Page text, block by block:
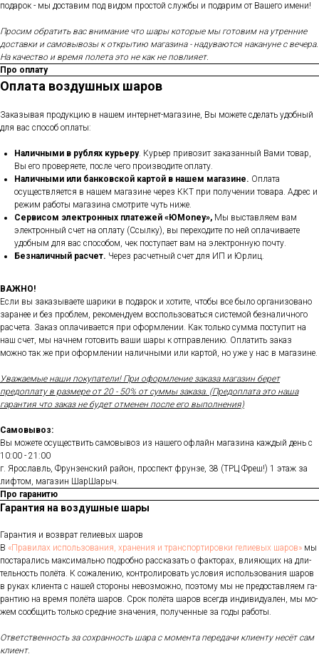
подарок - мы доставим под видом простой службы и подарим от Вашего имени!
Просим обратить вас внимание что шары которые мы готовим на утренние
доставки и самовывозы к открытию магазина - надуваются накануне с вечера.
На качество и время полета это не как не повлияет.
Про оплату
Оплата воздушных шаров
Заказывая продукцию в нашем интернет-магазине, Вы можете сделать удобный
для вас способ оплаты:
Наличными в рублях курьеру. Курьер привозит заказанный Вами товар,
Вы его проверяете, после чего производите оплату.
Наличными или банковской картой в нашем магазине. Оплата
осуществляется в нашем магазине через ККТ при получении товара. Адрес и
режим работы магазина смотрите чуть ниже.
Сервисом электронных платежей «ЮMoney», Мы выставляем вам
электронный счет на оплату (Ссылку), вы переходите по ней оплачиваете
удобным для вас способом, чек поступает вам на электронную почту.
Безналичный расчет. Через расчетный счет для ИП и Юрлиц.
ВАЖНО!
Если вы заказываете шарики в подарок и хотите, чтобы все было организовано
заранее и без проблем, рекомендуем воспользоваться системой безналичного
расчета. Заказ оплачивается при оформлении. Как только сумма поступит на
наш счет, мы начнем готовить ваши шары к отправлению. Оплатить заказ
можно так же при оформлении наличными или картой, но уже у нас в магазине.
Уважаемые наши покупатели! При оформление заказа магазин берет
предоплату в размере от 20 - 50% от суммы заказа. (Предоплата это наша
гарантия что заказ не будет отменен после его выполнения)
Самовывоз:
Вы можете осуществить самовывоз из нашего офлайн магазина каждый день с
10:00 - 21:00
г. Ярославль, Фрунзенский район, проспект фрунзе, 38 (ТРЦ Фреш!) 1 этаж за
лифтом, магазин ШарШарыч.
Про гаранитю
Гарантия на воздушные шары
Га­ран­тия и воз­врат ге­ли­евых ша­ров
В «Пра­ви­лах ис­поль­зо­ва­ния, хра­не­ния и тран­спор­ти­ров­ки ге­ли­евых ша­ров» мы
пос­та­рались мак­си­маль­но под­робно рас­ска­зать о фак­то­рах, вли­яющих на дли­
тель­ность по­лёта. К со­жале­нию, кон­тро­лиро­вать ус­ло­вия ис­поль­зо­вания ша­ров
в ру­ках кли­ен­та с на­шей сто­роны не­воз­можно, по­это­му мы не пре­дос­тавля­ем га­
ран­тию на вре­мя по­лёта ша­ров. Срок по­лёта ша­ров всег­да ин­ди­виду­ален, мы мо­
жем со­об­щить толь­ко сред­ние зна­чения, по­лучен­ные за го­ды ра­боты.
От­ветс­твен­ность за сох­ранность ша­ра с мо­мен­та пе­реда­чи кли­ен­ту не­сёт сам
кли­ент.